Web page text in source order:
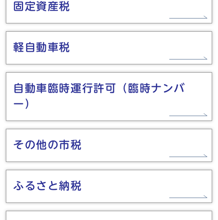
固定資産税
軽自動車税
自動車臨時運行許可（臨時ナンバ
ー）
その他の市税
ふるさと納税